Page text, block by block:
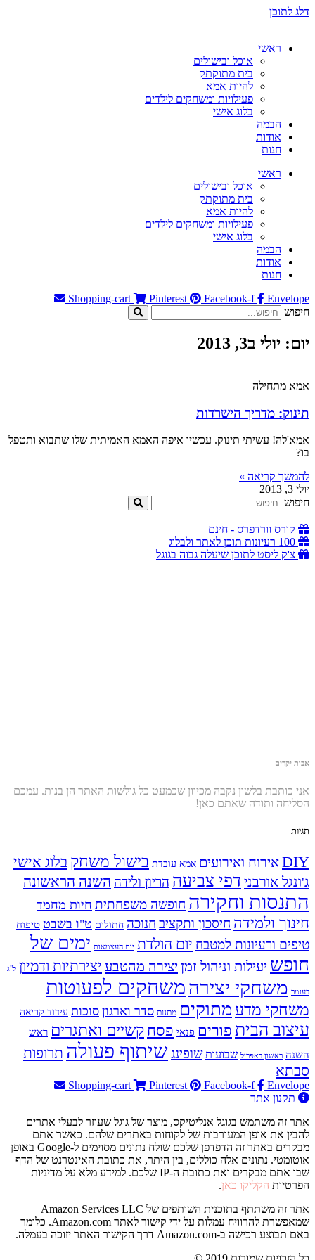
דלג לתוכן
ראשי
אוכל ובישולים
בית מתוקתק
להיות אמא
פעילויות ומשחקים לילדים
בלוג אישי
הבמה
אודות
חנות
ראשי
אוכל ובישולים
בית מתוקתק
להיות אמא
פעילויות ומשחקים לילדים
בלוג אישי
הבמה
אודות
חנות
Shopping-cart
Pinterest Facebook-f
Envelope
חיפוש
יום: יולי ב3, 2013
אמא מתחילה
תינוק: מדריך הישרדות
אמא'לה! עשיתי תינוק. עכשיו איפה האמא האמיתית שלו שתבוא ותטפל
בו?
להמשך קריאה »
יולי 3, 2013
חיפוש
קורס וורדפרס - חינם
100 רעיונות תוכן לאתר ולבלוג
צ'ק ליסט לתוכן שיעלה גבוה בגוגל
אבות יקרים –
אני כותבת בלשון נקבה מכיוון שכמעט כל גולשות האתר הן בנות. עמכם
הסליחה ותודה שאתם כאן!
תגיות
DIYאירוח ואירועים אמא עובדת בישול משחק בלוג אישי
ג'ונגל אורבני דפי צביעה הריון ולידה השנה הראשונה
התנסות וחקירה חופשה משפחתית חיות מחמד
חינוך ולמידה חיסכון ותקציב חנוכה חתולים ט"ו בשבט טיפוח
טיפים ורעיונות למטבח יום הולדת יום העצמאות ימים של
חופש יעילות וניהול זמן יצירה מהטבע יצירתיות ודמיון ל"ג
בעומר משחקי יצירהמשחקים לפעוטות
משחקי מדע מתוקים מתנות סדר וארגון סוכות עידוד קריאה
עיצוב הבית פורים פנאי פסח קשיים ואתגרים ראש
השנה ראשון באפריל שבועות שופינגשיתוף פעולה תרופות
סבתא
Shopping-cart Pinterest Facebook-f
Envelope
תקנון אתר
אתר זה משתמש בגוגל אנליטיקס, מוצר של גוגל שעוזר לבעלי אתרים
להבין את אופן המעורבות של לקוחות באתרים שלהם. כאשר אתם
מבקרים באתר זה הדפדפן שלכם שולח נתונים מסוימים ל-Google באופן
אוטומטי. נתונים אלה כוללים, בין היתר, את כתובת האינטרנט של הדף
שבו אתם מבקרים ואת כתובת ה-IP שלכם. למידע מלא על מדיניות
הפרטיות הקליקו כאן.
אתר זה משתתף בתוכנית השותפים של Amazon Services LLC
שמאפשרת להרוויח עמלות על ידי קישור לאתר Amazon.com. כלומר –
באם תבוצע רכישה ב-Amazon.com דרך הקישור האתר יזוכה בעמלה.